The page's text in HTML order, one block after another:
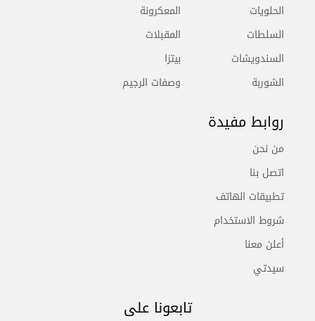
الحلويات
السلطات
السندويشات
الشوربة
المعكرونة
المقبلات
بيتزا
وصفات الرجيم
روابط مفيدة
من نحن
اتصل بنا
تطبيقات الهاتف
شروط الاستخدام
أعلن معنا
سيدتي
تابعونا على